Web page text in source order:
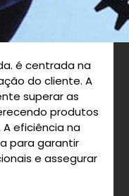
é centrada na
do cliente. A
superar as
produtos
eficiência na
para garantir
e assegurar